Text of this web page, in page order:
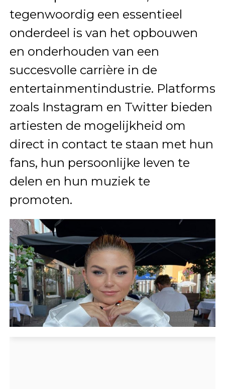
tegenwoordig een essentieel
onderdeel is van het opbouwen
en onderhouden van een
succesvolle carrière in de
entertainmentindustrie. Platforms
zoals Instagram en Twitter bieden
artiesten de mogelijkheid om
direct in contact te staan met hun
fans, hun persoonlijke leven te
delen en hun muziek te
promoten.